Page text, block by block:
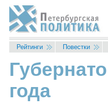
Перейти к основному содержанию
Рейтинги Повестки
Вы здесь
года